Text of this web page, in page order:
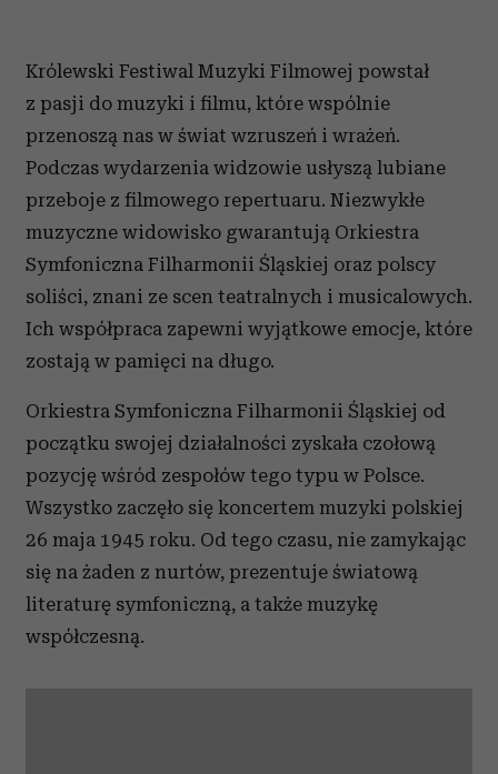
Królewski Festiwal Muzyki Filmowej powstał
z pasji do muzyki i filmu, które wspólnie
przenoszą nas w świat wzruszeń i wrażeń.
Podczas wydarzenia widzowie usłyszą lubiane
przeboje z filmowego repertuaru. Niezwykłe
muzyczne widowisko gwarantują Orkiestra
Symfoniczna Filharmonii Śląskiej oraz polscy
soliści, znani ze scen teatralnych i musicalowych.
Ich współpraca zapewni wyjątkowe emocje, które
zostają w pamięci na długo.
Orkiestra Symfoniczna Filharmonii Śląskiej od
początku swojej działalności zyskała czołową
pozycję wśród zespołów tego typu w Polsce.
Wszystko zaczęło się koncertem muzyki polskiej
26 maja 1945 roku. Od tego czasu, nie zamykając
się na żaden z nurtów, prezentuje światową
literaturę symfoniczną, a także muzykę
współczesną.